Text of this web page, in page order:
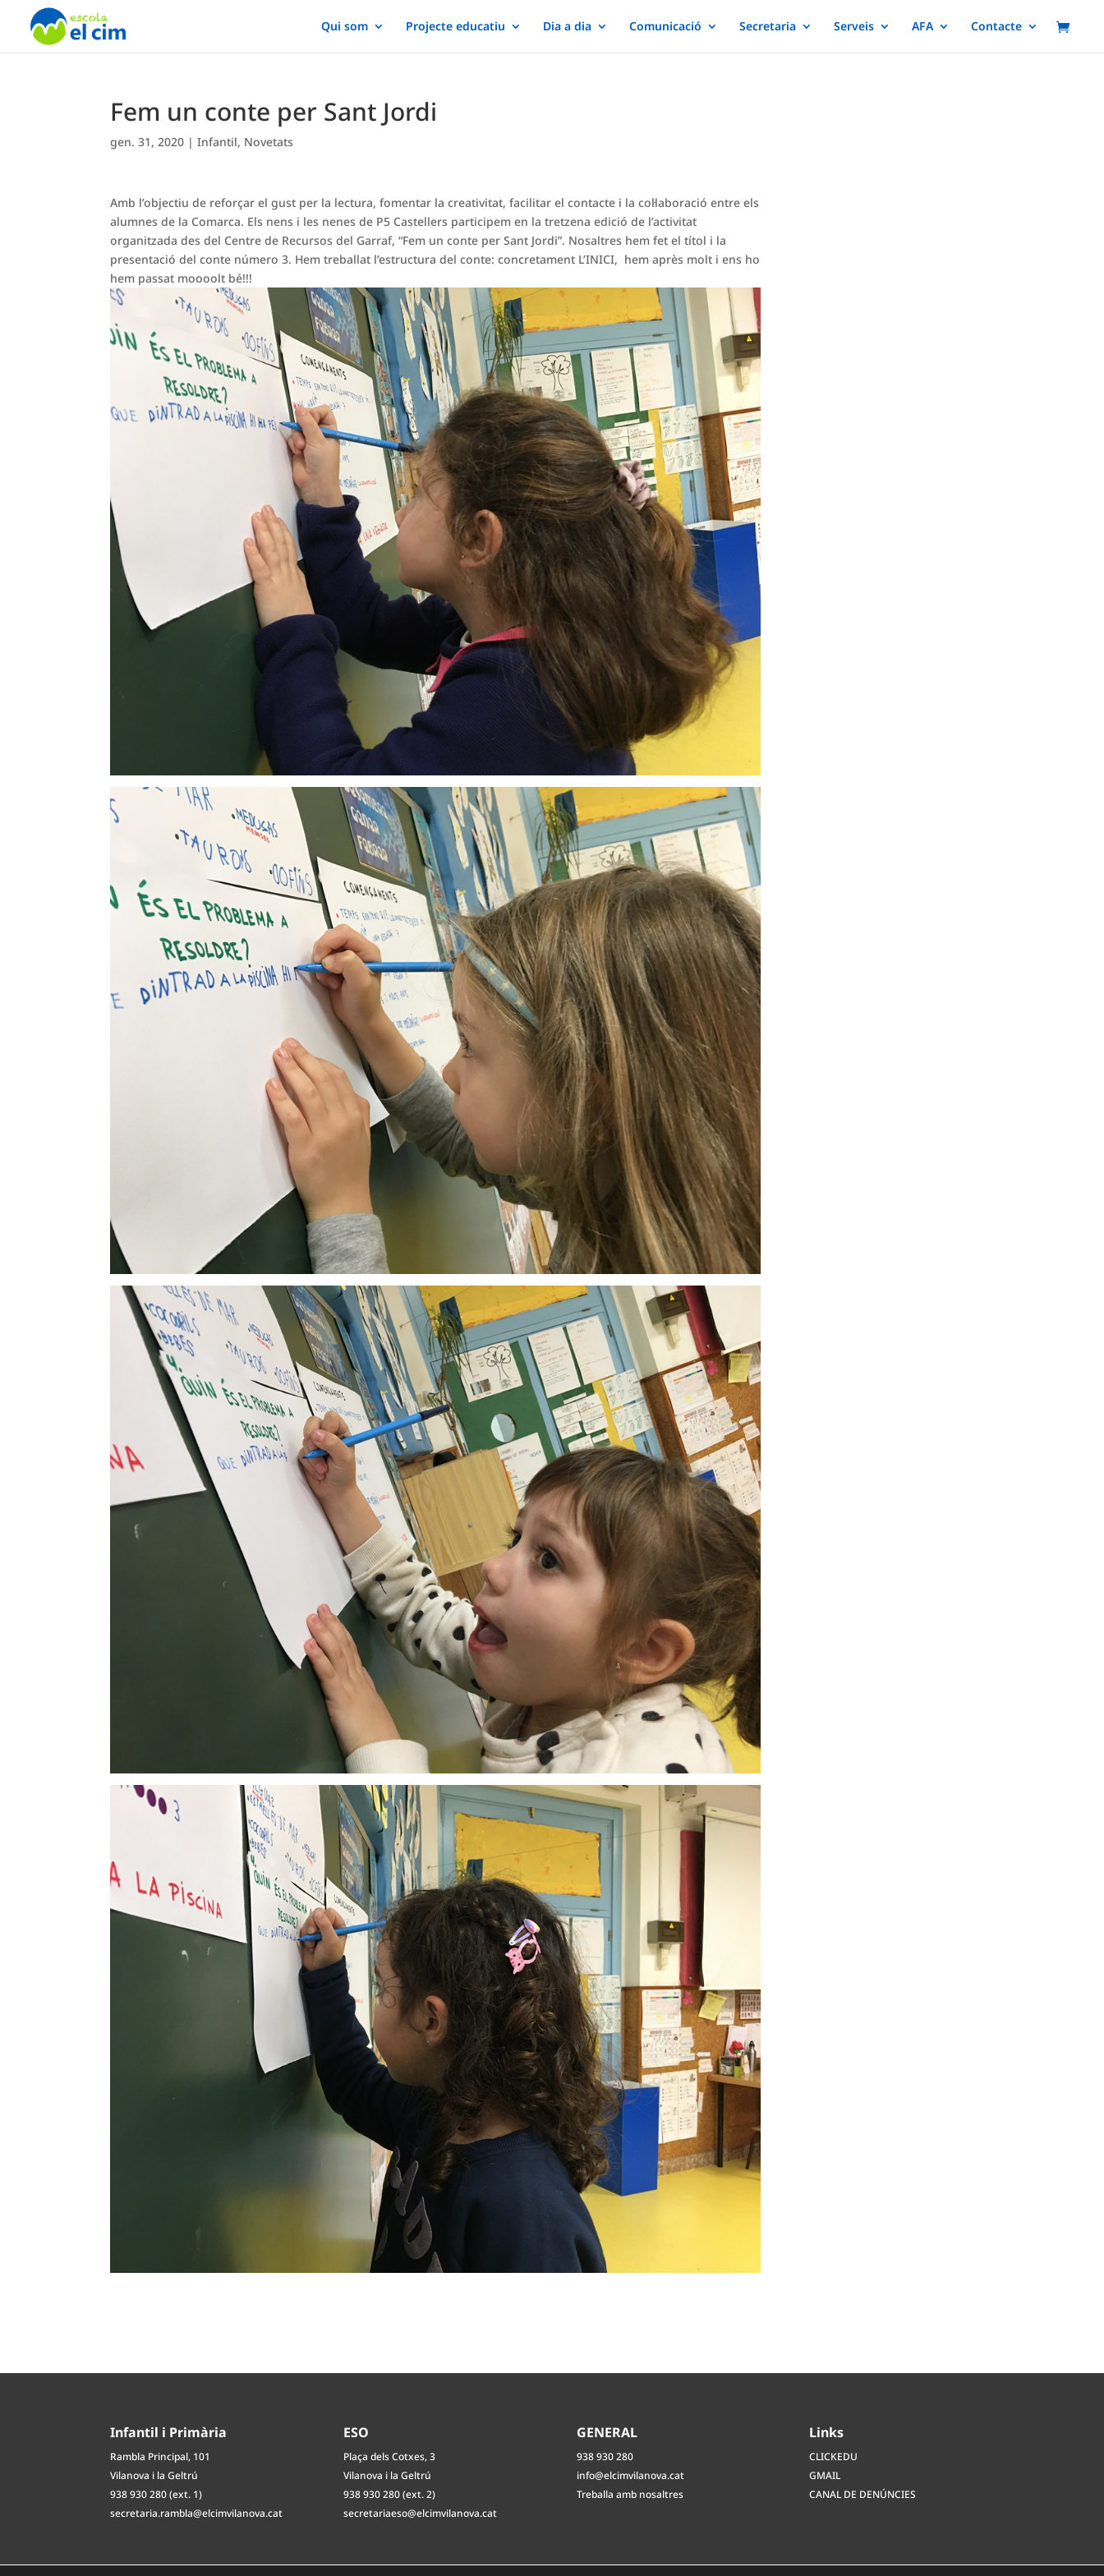
Qui som Projecte educatiu Dia a dia Comunicació Secretaria Serveis AFA Contacte
Fem un conte per Sant Jordi
gen. 31, 2020 |Infantil, Novetats
Amb l’objectiu de reforçar el gust per la lectura, fomentar la creativitat, facilitar el contacte i la col·laboració entre els
alumnes de la Comarca. Els nens i les nenes de P5 Castellers participem en la tretzena edició de l’activitat
organitzada des del Centre de Recursos del Garraf, “Fem un conte per Sant Jordi”. Nosaltres hem fet el títol i la
presentació del conte número 3. Hem treballat l’estructura del conte: concretament L’INICI, hem après molt i ens ho
hem passat moooolt bé!!!
Infantil i Primària
Rambla Principal, 101
Vilanova i la Geltrú
938 930 280 (ext. 1)
secretaria.rambla@elcimvilanova.cat
ESO
Plaça dels Cotxes, 3
Vilanova i la Geltrú
938 930 280 (ext. 2)
secretariaeso@elcimvilanova.cat
GENERAL
938 930 280
info@elcimvilanova.cat
Treballa amb nosaltres
Links
CLICKEDU
GMAIL
CANAL DE DENÚNCIES